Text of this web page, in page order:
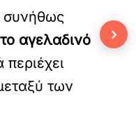
συνήθως
αγελαδινό
των
›